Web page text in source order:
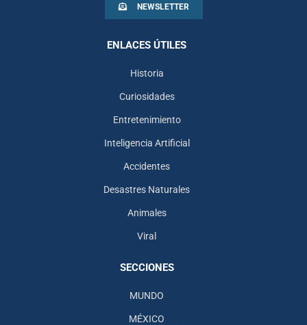
NEWSLETTER
ENLACES ÚTILES
Historia
Curiosidades
Entretenimiento
Inteligencia Artificial
Accidentes
Desastres Naturales
Animales
Viral
SECCIONES
MUNDO
MÉXICO